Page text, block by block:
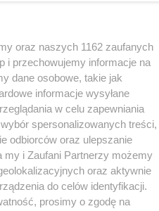
oraz naszych 1162 zaufanych
i przechowujemy informacje na
dane osobowe, takie jak
informacje wysyłane
w celu zapewniania
spersonalizowanych treści,
odbiorców oraz ulepszanie
my i Zaufani Partnerzy możemy
oraz aktywnie
do celów identyfikacji.
prosimy o zgodę na